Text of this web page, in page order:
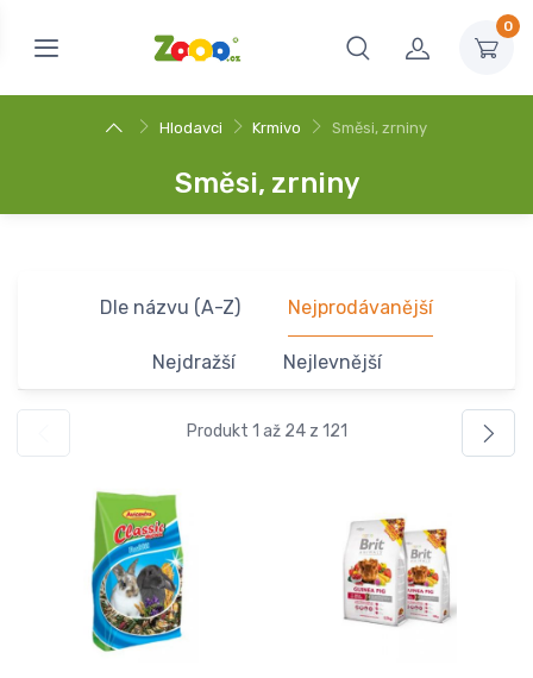
0
Hlodavci Krmivo Směsi, zrniny
Směsi, zrniny
Dle názvu (A-Z) Nejprodávanější
Nejdražší Nejlevnější
Produkt 1 až 24 z 121